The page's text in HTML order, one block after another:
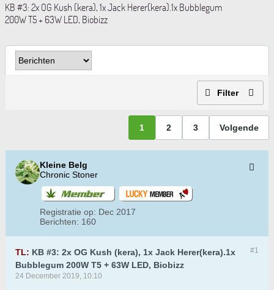
KB #3: 2x OG Kush (kera), 1x Jack Herer(kera).1x Bubblegum
200W T5 + 63W LED, Biobizz
Filter
1 2 3 Volgende
Kleine Belg
Chronic Stoner
Registratie op: Dec 2017
Berichten: 160
#1
TL: KB #3: 2x OG Kush (kera), 1x Jack Herer(kera).1x
Bubblegum 200W T5 + 63W LED, Biobizz
24 December 2019, 10:10